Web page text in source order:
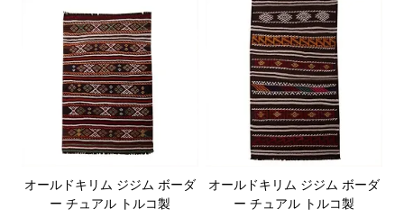
オールドキリム ジジム ボーダ
ー チュアル トルコ製
オールドキリム ジジム ボーダ
ー チュアル トルコ製